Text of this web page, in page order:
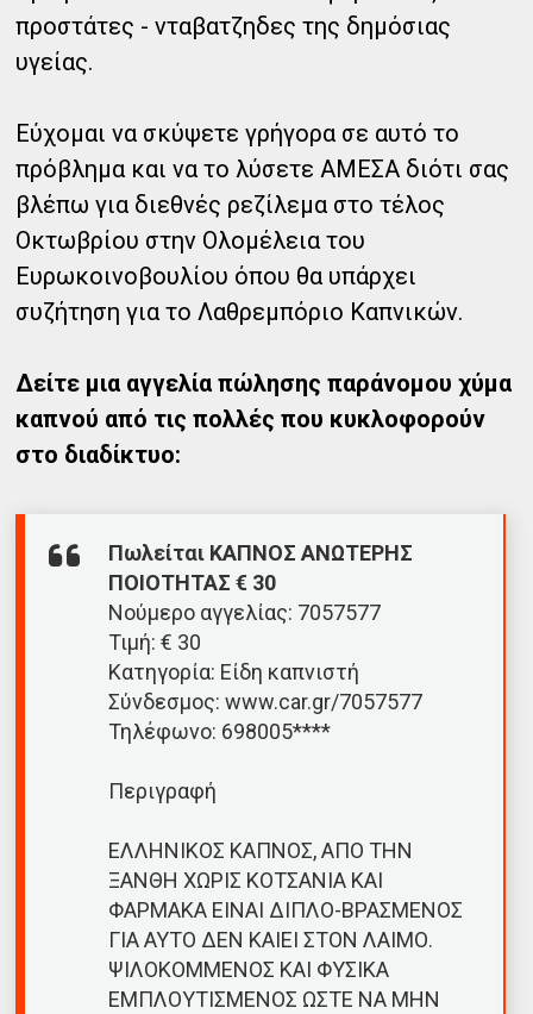
προστάτες - νταβατζηδες της δημόσιας
υγείας.
Εύχομαι να σκύψετε γρήγορα σε αυτό το
πρόβλημα και να το λύσετε ΑΜΕΣΑ διότι σας
βλέπω για διεθνές ρεζίλεμα στο τέλος
Οκτωβρίου στην Ολομέλεια του
Ευρωκοινοβουλίου όπου θα υπάρχει
συζήτηση για το Λαθρεμπόριο Καπνικών.
Δείτε μια αγγελία πώλησης παράνομου χύμα
καπνού από τις πολλές που κυκλοφορούν
στο διαδίκτυο:
Πωλείται ΚΑΠΝΟΣ ΑΝΩΤΕΡΗΣ
ΠΟΙΟΤΗΤΑΣ € 30
Νούμερο αγγελίας: 7057577
Τιμή: € 30
Κατηγορία: Είδη καπνιστή
Σύνδεσμος: www.car.gr/7057577
Τηλέφωνο: 698005****
Περιγραφή
ΕΛΛΗΝΙΚΟΣ ΚΑΠΝΟΣ, ΑΠΟ ΤΗΝ
ΞΑΝΘΗ ΧΩΡΙΣ ΚΟΤΣΑΝΙΑ ΚΑΙ
ΦΑΡΜΑΚΑ ΕΙΝΑΙ ΔΙΠΛΟ-ΒΡΑΣΜΕΝΟΣ
ΓΙΑ ΑΥΤΟ ΔΕΝ ΚΑΙΕΙ ΣΤΟΝ ΛΑΙΜΟ.
ΨΙΛΟΚΟΜΜΕΝΟΣ ΚΑΙ ΦΥΣΙΚΑ
ΕΜΠΛΟΥΤΙΣΜΕΝΟΣ ΩΣΤΕ ΝΑ ΜΗΝ